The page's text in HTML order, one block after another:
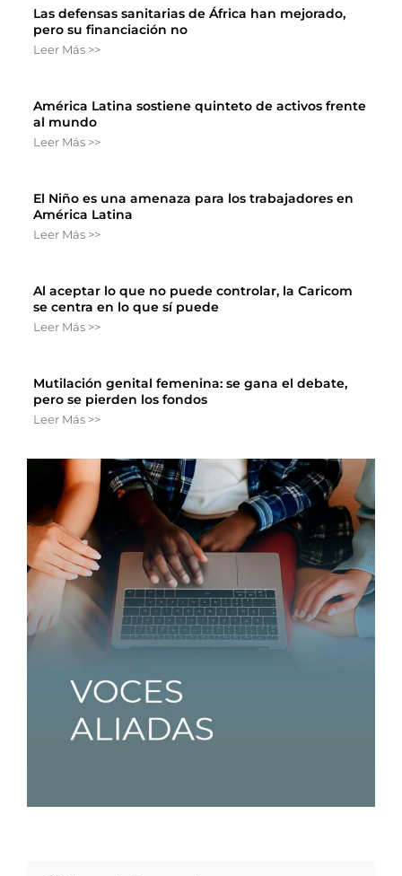
Las defensas sanitarias de África han mejorado,
pero su financiación no
Leer Más >>
América Latina sostiene quinteto de activos frente
al mundo
Leer Más >>
El Niño es una amenaza para los trabajadores en
América Latina
Leer Más >>
Al aceptar lo que no puede controlar, la Caricom
se centra en lo que sí puede
Leer Más >>
Mutilación genital femenina: se gana el debate,
pero se pierden los fondos
Leer Más >>